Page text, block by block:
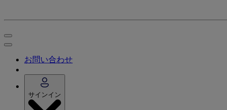
お問い合わせ
サインイン